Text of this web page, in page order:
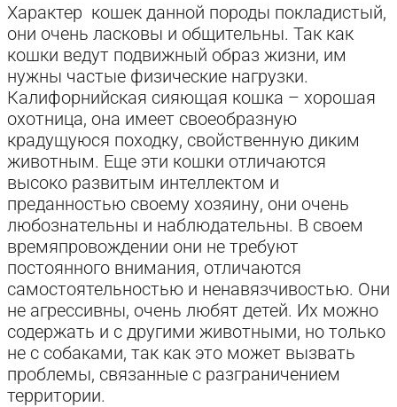
Характер кошек данной породы покладистый,
они очень ласковы и общительны. Так как
кошки ведут подвижный образ жизни, им
нужны частые физические нагрузки.
Калифорнийская сияющая кошка – хорошая
охотница, она имеет своеобразную
крадущуюся походку, свойственную диким
животным. Еще эти кошки отличаются
высоко развитым интеллектом и
преданностью своему хозяину, они очень
любознательны и наблюдательны. В своем
времяпровождении они не требуют
постоянного внимания, отличаются
самостоятельностью и ненавязчивостью. Они
не агрессивны, очень любят детей. Их можно
содержать и с другими животными, но только
не с собаками, так как это может вызвать
проблемы, связанные с разграничением
территории.